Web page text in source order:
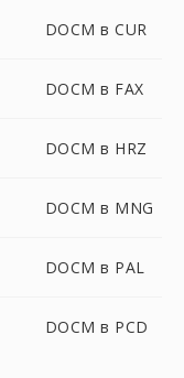
DOCM в CUR
DOCM в FAX
DOCM в HRZ
DOCM в MNG
DOCM в PAL
DOCM в PCD